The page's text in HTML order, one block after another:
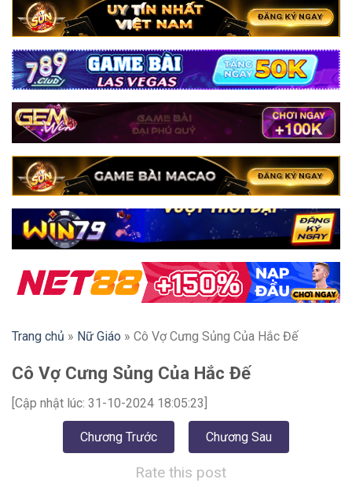
Trang chủ » Nữ Giáo » Cô Vợ Cưng Sủng Của Hắc Đế
Cô Vợ Cưng Sủng Của Hắc Đế
[Cập nhật lúc: 31-10-2024 18:05:23]
Chương Trước Chương Sau
Rate this post